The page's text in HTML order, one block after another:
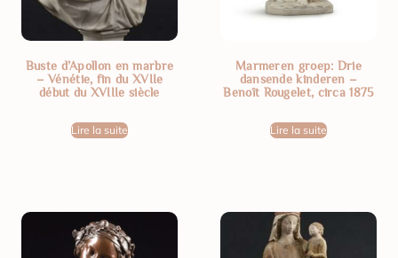
Buste d’Apollon en marbre
– Vénétie, fin du XVIIe
début du XVIIIe siècle
Lire la suite
Marmeren groep: Drie
dansende kinderen –
Benoît Rougelet, circa 1875
Lire la suite